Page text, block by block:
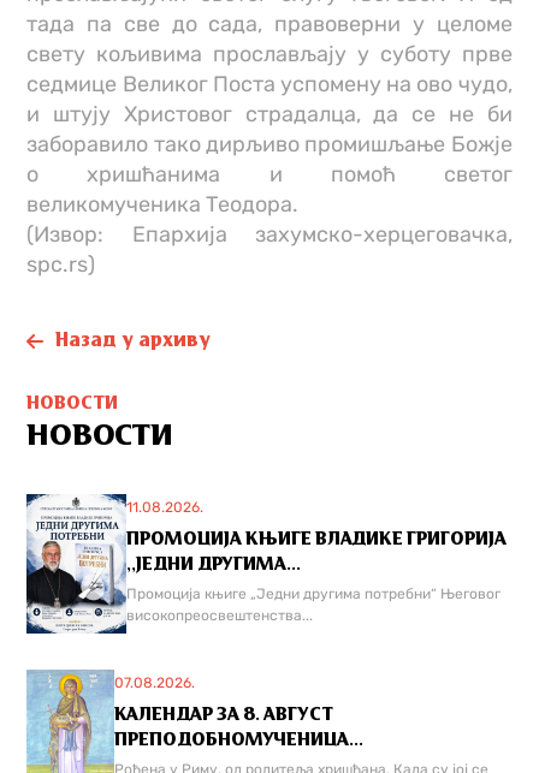
тада па све до сада, правоверни у целоме
свету кољивима прослављају у суботу прве
седмице Великог Поста успомену на ово чудо,
и штују Христовог страдалца, да се не би
заборавило тако дирљиво промишљање Божје
о хришћанима и помоћ светог
великомученика Теодора.
(Извор: Епархија захумско-херцеговачка,
spc.rs)
Назад у архиву
НОВОСТИ
НОВОСТИ
11.08.2026.
ПРОМОЦИЈА КЊИГЕ ВЛАДИКЕ ГРИГОРИЈА
,,ЈЕДНИ ДРУГИМА...
Промоција књиге „Једни другима потребни“ Његовог
високопреосвештенства...
07.08.2026.
КАЛЕНДАР ЗА 8. АВГУСТ
ПРЕПОДОБНОМУЧЕНИЦА...
Рођена у Риму, од родитеља хришћана. Када су јој се